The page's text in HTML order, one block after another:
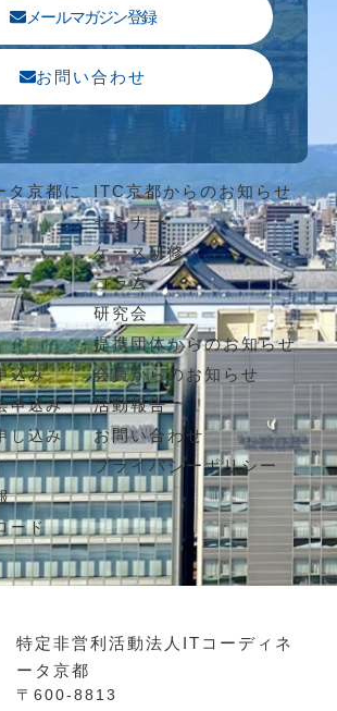
メールマガジン登録
お問い合わせ
タ京都に
込み
申込み
し込み
ード
ITC京都からのお知らせ
セミナー
ケース研修
コラム
研究会
提携団体からのお知らせ
会員からのお知らせ
活動報告
お問い合わせ
プライバシーポリシー
特定非営利活動法人ITコーディネ
ータ京都
〒600-8813